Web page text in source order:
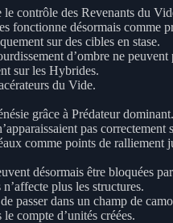
contrôle des Revenants du
fonctionne désormais comme
sur des cibles en stase.
d’ombre ne
sur les Hybrides.
du Vide.
grâce à Prédateur dominant.
pas correctement
comme points de ralliement
désormais être bloquées
plus les structures.
passer dans un champ de
compte d’unités créées.